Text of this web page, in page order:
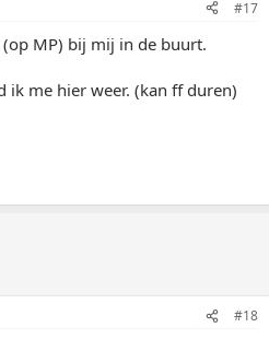
#17
MP) bij mij in de buurt.
ik me hier weer. (kan ff duren)
#18